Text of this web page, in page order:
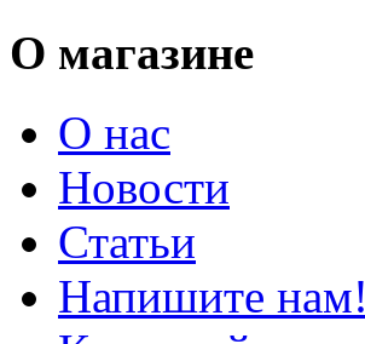
О магазине
О нас
Новости
Статьи
Напишите нам!